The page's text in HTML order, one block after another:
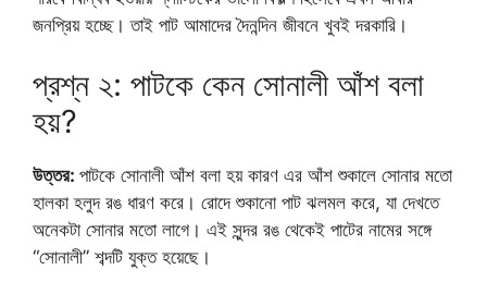
জনপ্রিয় হচ্ছে। তাই পাট আমাদের দৈনন্দিন জীবনে খুবই দরকারি।
প্রশ্ন ২: পাটকে কেন সোনালী আঁশ বলা
হয়?
উত্তর: পাটকে সোনালী আঁশ বলা হয় কারণ এর আঁশ শুকালে সোনার মতো
হালকা হলুদ রঙ ধারণ করে। রোদে শুকানো পাট ঝলমল করে, যা দেখতে
অনেকটা সোনার মতো লাগে। এই সুন্দর রঙ থেকেই পাটের নামের সঙ্গে
“সোনালী” শব্দটি যুক্ত হয়েছে।